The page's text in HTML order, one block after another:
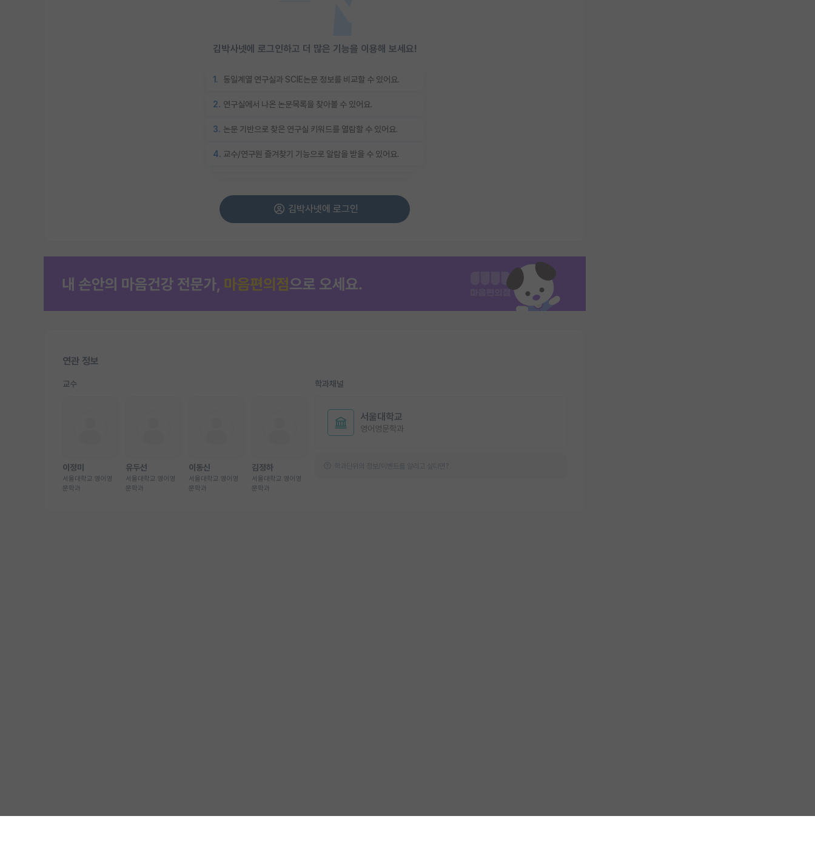
김박사넷에 로그인하고 더 많은 기능을 이용해 보세요!
1. 동일계열 연구실과 SCIE논문 정보를 비교할 수 있어요.
2. 연구실에서 나온 논문목록을 찾아볼 수 있어요.
3. 논문 기반으로 찾은 연구실 키워드를 열람할 수 있어요.
4. 교수/연구원 즐겨찾기 기능으로 알람을 받을 수 있어요.
김박사넷에 로그인
연관 정보
교수
이정미
서울대학교 영어영
문학과
유두선
서울대학교 영어영
문학과
이동신
서울대학교 영어영
문학과
김정하
서울대학교 영어영
문학과
학과채널
서울대학교
영어영문학과
학과단위의 정보/이벤트를 알리고 싶다면?